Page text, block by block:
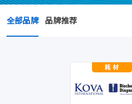
全部品牌 品牌推荐